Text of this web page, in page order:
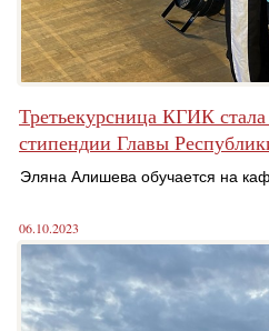
Третьекурсница КГИК
стипендии Главы
Эляна Алишева обучается на
06.10.2023